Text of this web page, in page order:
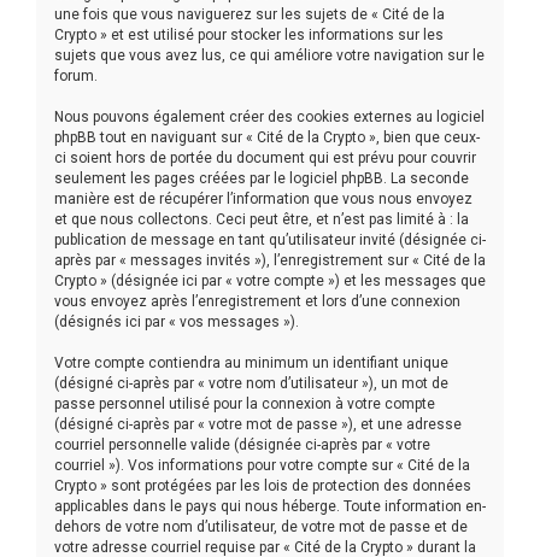
une fois que vous naviguerez sur les sujets de « Cité de la
Crypto » et est utilisé pour stocker les informations sur les
sujets que vous avez lus, ce qui améliore votre navigation sur le
forum.
Nous pouvons également créer des cookies externes au logiciel
phpBB tout en naviguant sur « Cité de la Crypto », bien que ceux-
ci soient hors de portée du document qui est prévu pour couvrir
seulement les pages créées par le logiciel phpBB. La seconde
manière est de récupérer l’information que vous nous envoyez
et que nous collectons. Ceci peut être, et n’est pas limité à : la
publication de message en tant qu’utilisateur invité (désignée ci-
après par « messages invités »), l’enregistrement sur « Cité de la
Crypto » (désignée ici par « votre compte ») et les messages que
vous envoyez après l’enregistrement et lors d’une connexion
(désignés ici par « vos messages »).
Votre compte contiendra au minimum un identifiant unique
(désigné ci-après par « votre nom d’utilisateur »), un mot de
passe personnel utilisé pour la connexion à votre compte
(désigné ci-après par « votre mot de passe »), et une adresse
courriel personnelle valide (désignée ci-après par « votre
courriel »). Vos informations pour votre compte sur « Cité de la
Crypto » sont protégées par les lois de protection des données
applicables dans le pays qui nous héberge. Toute information en-
dehors de votre nom d’utilisateur, de votre mot de passe et de
votre adresse courriel requise par « Cité de la Crypto » durant la